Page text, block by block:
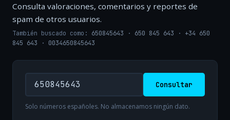
Consulta valoraciones, comentarios y reportes de
spam de otros usuarios.
También buscado como: 650845643 · 650 845 643 · +34 650
845 643 · 0034650845643
Consultar
Solo números españoles. No almacenamos ningún dato.